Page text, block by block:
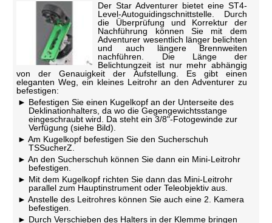
Der Star Adventurer bietet eine ST4-
Level-Autoguidingschnittstelle. Durch
die Überprüfung und Korrektur der
Nachführung können Sie mit dem
Adventurer wesentlich länger belichten
und auch längere Brennweiten
nachführen. Die Länge der
Belichtungzeit ist nur mehr abhängig
von der Genauigkeit der Aufstellung. Es gibt einen
eleganten Weg, ein kleines Leitrohr an den Adventurer zu
befestigen:
Befestigen Sie einen Kugelkopf an der Unterseite des
Deklinationhalters, da wo die Gegengewichtsstange
eingeschraubt wird. Da steht ein 3/8"-Fotogewinde zur
Verfügung (siehe Bild).
Am Kugelkopf befestigen Sie den Sucherschuh
TSSucherZ.
An den Sucherschuh können Sie dann ein Mini-Leitrohr
befestigen.
Mit dem Kugelkopf richten Sie dann das Mini-Leitrohr
parallel zum Hauptinstrument oder Teleobjektiv aus.
Anstelle des Leitrohres können Sie auch eine 2. Kamera
befestigen.
Durch Verschieben des Halters in der Klemme bringen